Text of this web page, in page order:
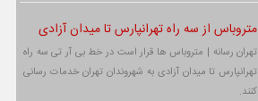
متروباس از سه راه تهرانپارس تا میدان آزادی
تهران رسانه | متروباس ها قرار است در خط بی آر تی سه راه
تهرانپارس تا میدان آزادی به شهروندان تهران خدمات رسانی
کنند.